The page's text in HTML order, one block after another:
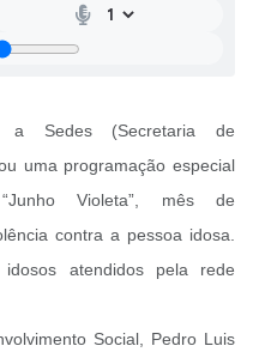
Sedes (Secretaria de
uma programação especial
Violeta”, mês de
contra a pessoa idosa.
atendidos pela rede
Social, Pedro Luis